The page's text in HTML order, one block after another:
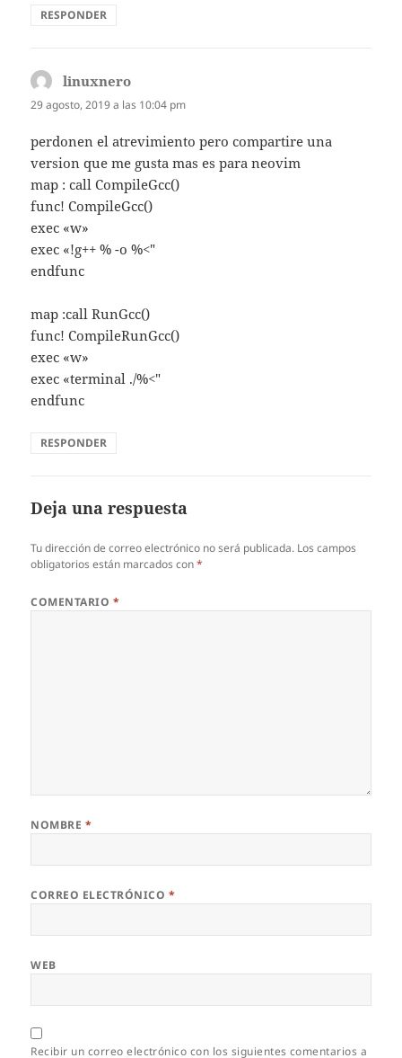
RESPONDER
linuxnero
29 agosto, 2019 a las 10:04 pm
perdonen el atrevimiento pero compartire una
version que me gusta mas es para neovim
map : call CompileGcc()
func! CompileGcc()
exec «w»
exec «!g++ % -o %<"
endfunc
map :call RunGcc()
func! CompileRunGcc()
exec «w»
exec «terminal ./%<"
endfunc
RESPONDER
Deja una respuesta
Tu dirección de correo electrónico no será publicada. Los campos
obligatorios están marcados con*
COMENTARIO *
NOMBRE *
CORREO ELECTRÓNICO *
WEB
Recibir un correo electrónico con los siguientes comentarios a